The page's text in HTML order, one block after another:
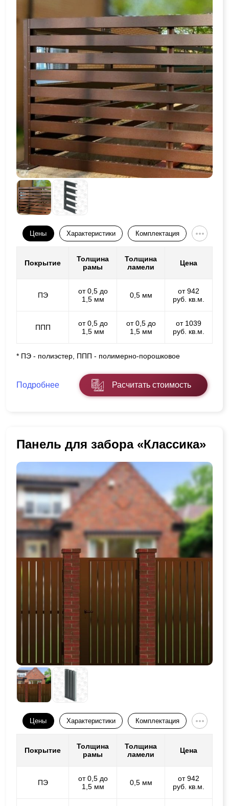
Цены Характеристики Комплектация
Покрытие
Толщина
рамы
Толщина
ламели
Цена
ПЭ
от 0,5 до
1,5 мм
0,5 мм
от 942
руб. кв.м.
ППП
от 0,5 до
1,5 мм
от 0,5 до
1,5 мм
от 1039
руб. кв.м.
* ПЭ - полиэстер, ППП - полимерно-порошковое
Подробнее Расчитать стоимость
Панель для забора «Классика»
Цены Характеристики Комплектация
Покрытие
Толщина
рамы
Толщина
ламели
Цена
ПЭ
от 0,5 до
1,5 мм
0,5 мм
от 942
руб. кв.м.